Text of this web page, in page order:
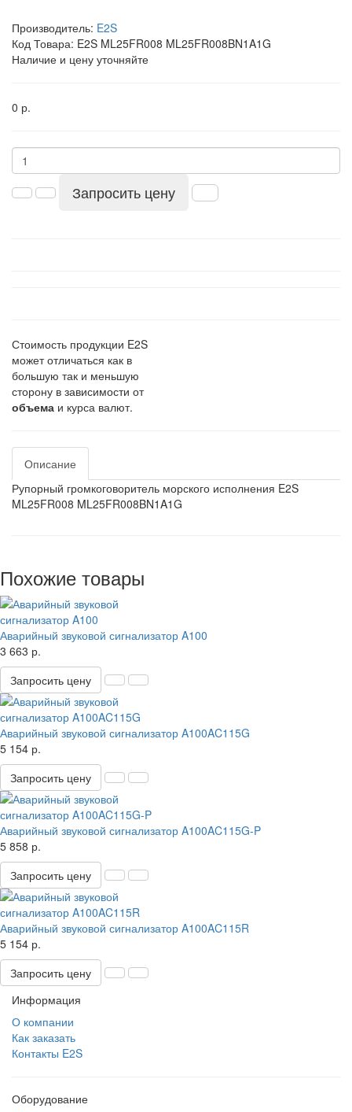
Производитель: E2S
Код Товара: E2S ML25FR008 ML25FR008BN1A1G
Наличие и цену уточняйте
0 р.
Запросить цену
Стоимость продукции E2S
может отличаться как в
большую так и меньшую
сторону в зависимости от
объема и курса валют.
Описание
Рупорный громкоговоритель морского исполнения E2S
ML25FR008 ML25FR008BN1A1G
Похожие товары
Аварийный звуковой сигнализатор A100
3 663 р.
Запросить цену
Аварийный звуковой сигнализатор A100AC115G
5 154 р.
Запросить цену
Аварийный звуковой сигнализатор A100AC115G-P
5 858 р.
Запросить цену
Аварийный звуковой сигнализатор A100AC115R
5 154 р.
Запросить цену
Информация
О компании
Как заказать
Контакты E2S
Оборудование